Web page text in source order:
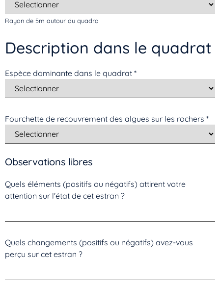
Rayon de 5m autour du quadra
Description dans le quadrat
Espèce dominante dans le quadrat *
Fourchette de recouvrement des algues sur les rochers *
Observations libres
Quels éléments (positifs ou négatifs) attirent votre
attention sur l'état de cet estran ?
Quels changements (positifs ou négatifs) avez-vous
perçu sur cet estran ?